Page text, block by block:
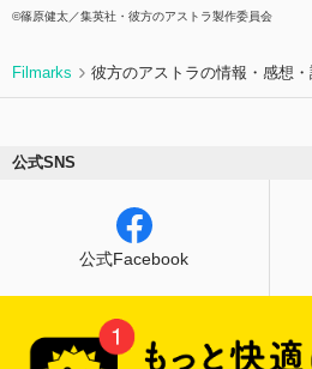
©篠原健太／集英社・彼方のアストラ製作委員会
Filmarks 彼方のアストラの情報・感想
公式SNS
公式Facebook